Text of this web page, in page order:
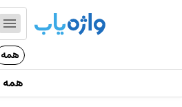
همه
همه